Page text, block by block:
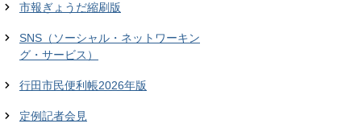
市報ぎょうだ縮刷版
SNS（ソーシャル・ネットワーキン
グ・サービス）
行田市民便利帳2026年版
定例記者会見